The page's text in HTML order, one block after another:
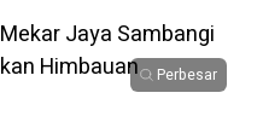
Perbesar